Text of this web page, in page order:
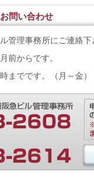
問い合わせ
管理事務所にご連絡下
前からです。
までです。（月～金）